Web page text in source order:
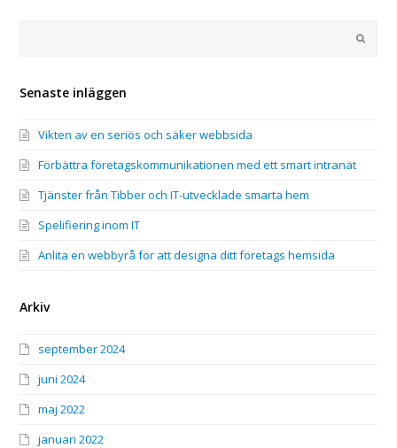
Submit
Senaste inläggen
Vikten av en seriös och säker webbsida
Förbättra företagskommunikationen med ett smart intranät
Tjänster från Tibber och IT-utvecklade smarta hem
Spelifiering inom IT
Anlita en webbyrå för att designa ditt företags hemsida
Arkiv
september 2024
juni 2024
maj 2022
januari 2022